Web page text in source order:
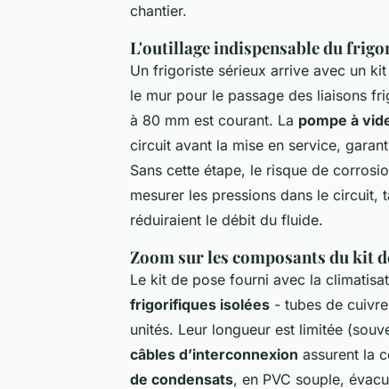
chantier.
L'outillage indispensable du
Un frigoriste sérieux arrive avec un
le mur pour le passage des liaisons
à 80 mm est courant. La pompe à
circuit avant la mise en service,
Sans cette étape, le risque de
mesurer les pressions dans le circuit,
réduiraient le débit du fluide.
Zoom sur les composants du kit
Le kit de pose fourni avec la
frigorifiques isolées - tubes de
unités. Leur longueur est limitée
câbles d’interconnexion assurent la
de condensats, en PVC souple,